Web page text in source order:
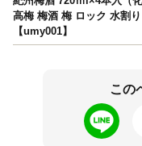
高梅 梅酒 梅 ロック 水割
【umy001】
この